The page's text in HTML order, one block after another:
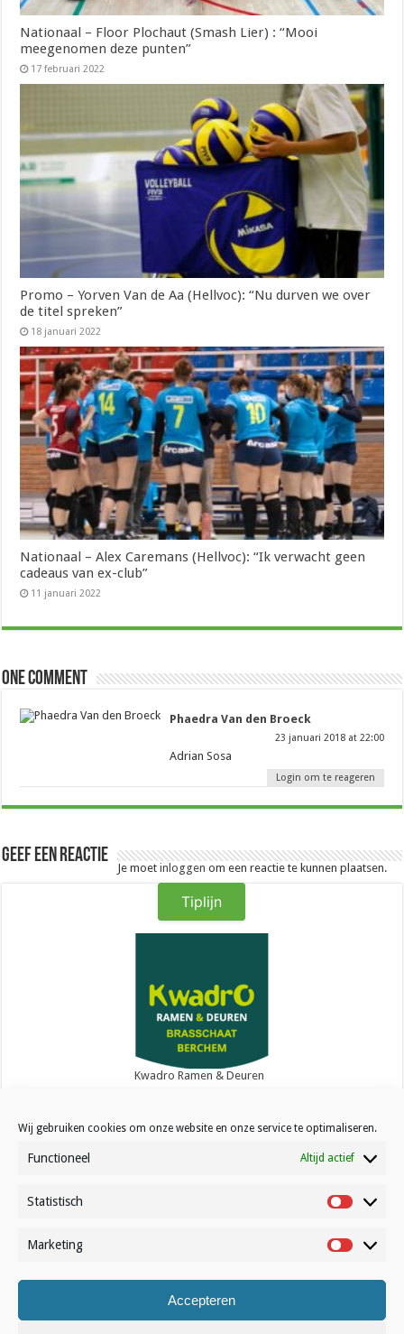
Wij gebruiken cookies om onze website en onze service te optimaliseren.
Functioneel Altijd actief
Statistisch Statistisch
Marketing
Accepteren
Nationaal – Floor Plochaut (Smash Lier) : “Mooi
meegenomen deze punten”
17 februari 2022
Promo – Yorven Van de Aa (Hellvoc): “Nu durven we over
de titel spreken”
18 januari 2022
Nationaal – Alex Caremans (Hellvoc): “Ik verwacht geen
cadeaus van ex-club”
11 januari 2022
One comment
Phaedra Van den Broeck
23 januari 2018 at 22:00
Adrian Sosa
Login om te reageren
Geef een reactie
Je moetinloggen om een reactie te kunnen plaatsen.
Tiplijn
Kwadro Ramen & Deuren
Contact
© Volleynews.be2026